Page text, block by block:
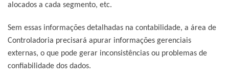
alocados a cada segmento, etc.
Sem essas informações detalhadas na contabilidade, a área de
Controladoria precisará apurar informações gerenciais
externas, o que pode gerar inconsistências ou problemas de
confiabilidade dos dados.